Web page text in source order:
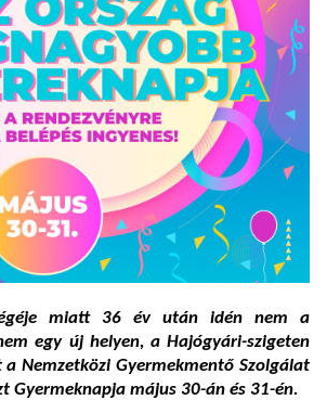
miatt 36 év után idén nem a
egy új helyen, a Hajógyári-szigeten
Nemzetközi Gyermekmentő Szolgálat
Gyermeknapja május 30-án és 31-én.